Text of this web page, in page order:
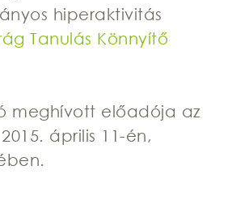
hiperaktivitás
Tanulás Könnyítő
meghívott előadója az
április 11-én,